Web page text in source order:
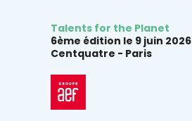
Talents for the Planet
6ème édition le 9 juin 2026
Centquatre - Paris